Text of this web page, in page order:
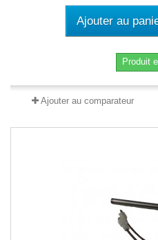
Ajouter au
Produit
Ajouter au comparateur